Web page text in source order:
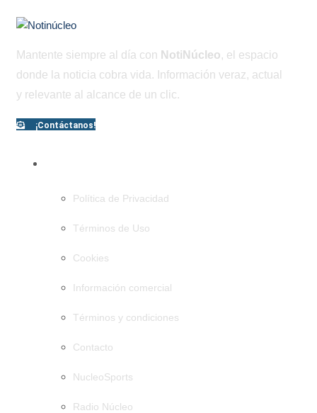
Mantente siempre al día con NotiNúcleo, el espacio
donde la noticia cobra vida. Información veraz, actual
y relevante al alcance de un clic.
¡Contáctanos!
Política de Privacidad
Términos de Uso
Cookies
Información comercial
Términos y condiciones
Contacto
NucleoSports
Radio Núcleo